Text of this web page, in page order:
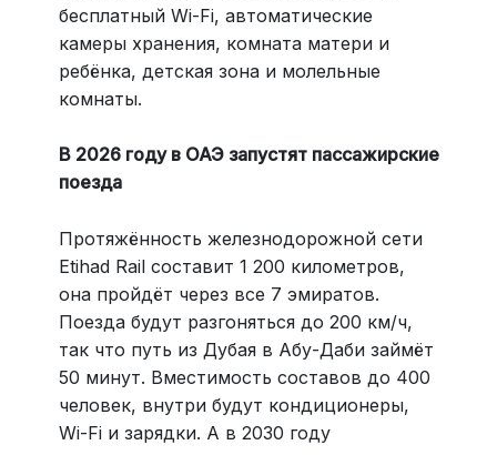
бесплатный Wi-Fi, автоматические
камеры хранения, комната матери и
ребёнка, детская зона и молельные
комнаты.
В 2026 году в ОАЭ запустят пассажирские
поезда
Протяжённость железнодорожной сети
Etihad Rail составит 1 200 километров,
она пройдёт через все 7 эмиратов.
Поезда будут разгоняться до 200 км/ч,
так что путь из Дубая в Абу-Даби займёт
50 минут. Вместимость составов до 400
человек, внутри будут кондиционеры,
Wi-Fi и зарядки. А в 2030 году